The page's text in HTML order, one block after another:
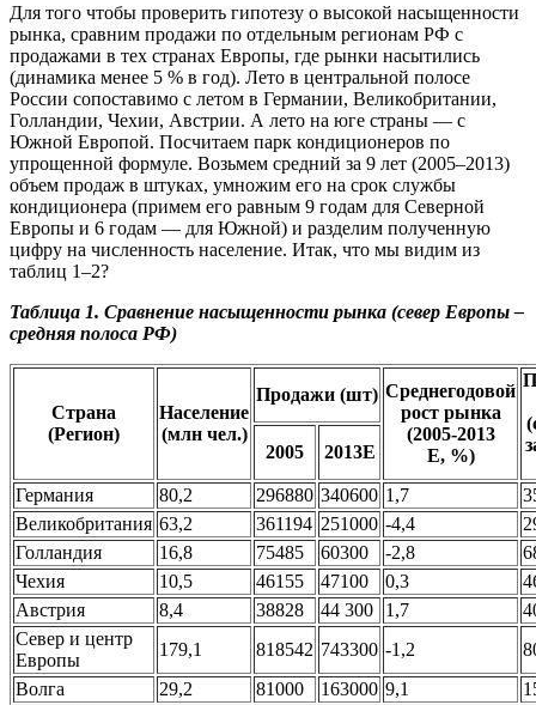
Для того чтобы проверить гипотезу о высокой насыщенности
рынка, сравним продажи по отдельным регионам РФ c
продажами в тех странах Европы, где рынки насытились
(динамика менее 5 % в год). Лето в центральной полосе
России сопоставимо с летом в Германии, Великобритании,
Голландии, Чехии, Австрии. А лето на юге страны — с
Южной Европой. Посчитаем парк кондиционеров по
упрощенной формуле. Возьмем средний за 9 лет (2005–2013)
объем продаж в штуках, умножим его на срок службы
кондиционера (примем его равным 9 годам для Северной
Европы и 6 годам — для Южной) и разделим полученную
цифру на численность население. Итак, что мы видим из
таблиц 1–2?
Таблица 1. Сравнение насыщенности рынка (север Европы –
средняя полоса РФ)
Страна
(Регион)
Население
(млн чел.)
Продажи (шт) Среднегодовой
рост рынка
(2005-2013
Е, %)
2005 2013E
Германия 80,2 296880 340600 1,7
Великобритания 63,2 361194 251000 -4,4
Голландия
16,8 75485 60300 -2,8
Чехия
10,5 46155 47100 0,3
Австрия
8,4 38828 44 300 1,7
Север и центр
Европы
179,1 818542 743300 -1,2
Волга
29,2 81000 163000 9,1